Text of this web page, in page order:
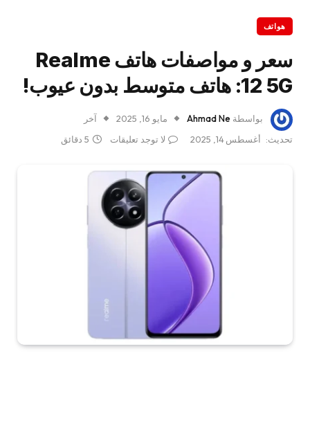
هواتف
سعر و مواصفات هاتف Realme
12 5G: هاتف متوسط بدون عيوب!
بواسطة Ahmad Ne مايو 16, 2025
آخر
تحديث:
أغسطس 14, 2025 لا توجد تعليقات 5 دقائق